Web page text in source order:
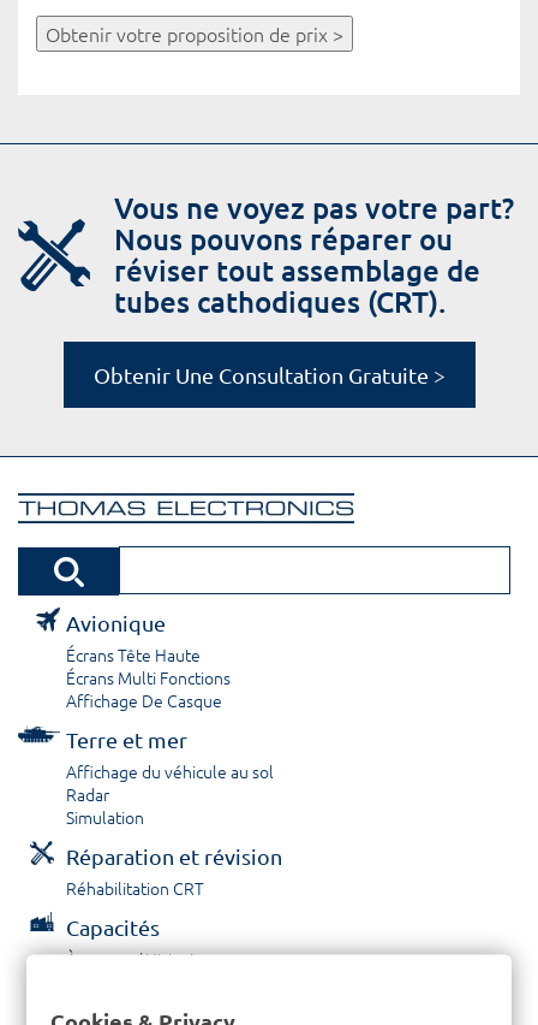
Obtenir votre proposition de prix >
Vous ne voyez pas votre part?
Nous pouvons réparer ou
réviser tout assemblage de
tubes cathodiques (CRT).
Obtenir Une Consultation Gratuite >
Avionique
Écrans Tête Haute
Écrans Multi Fonctions
Affichage De Casque
Terre et mer
Affichage du véhicule au sol
Radar
Simulation
Réparation et révision
Réhabilitation CRT
Capacités
À propos / Historique